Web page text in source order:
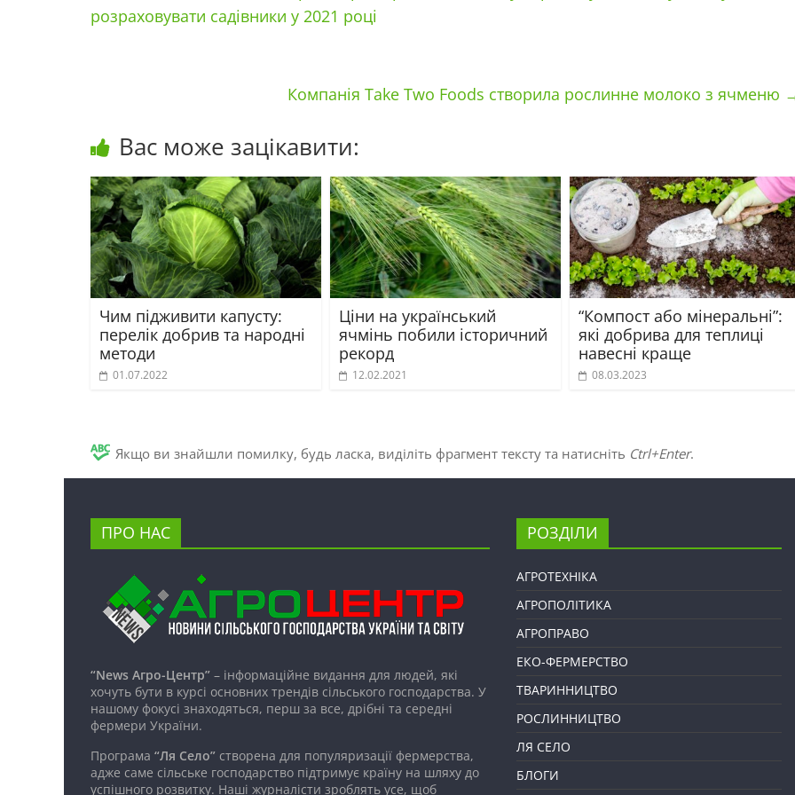
розраховувати садівники у 2021 році
Компанія Take Two Foods створила рослинне молоко з ячменю
Вас може зацікавити:
Чим підживити капусту:
перелік добрив та народні
методи
01.07.2022
Ціни на український
ячмінь побили історичний
рекорд
12.02.2021
“Компост або мінеральні”:
які добрива для теплиці
навесні краще
08.03.2023
Якщо ви знайшли помилку, будь ласка, виділіть фрагмент тексту та натисніть Ctrl+Enter.
ПРО НАС
“News Агро-Центр” – інформаційне видання для людей, які
хочуть бути в курсі основних трендів сільського господарства. У
нашому фокусі знаходяться, перш за все, дрібні та середні
фермери України.
Програма “Ля Село” створена для популяризації фермерства,
адже саме сільське господарство підтримує країну на шляху до
успішного розвитку. Наші журналісти зроблять усе, щоб
РОЗДІЛИ
АГРОТЕХНІКА
АГРОПОЛІТИКА
АГРОПРАВО
ЕКО-ФЕРМЕРСТВО
ТВАРИННИЦТВО
РОСЛИННИЦТВО
ЛЯ СЕЛО
БЛОГИ